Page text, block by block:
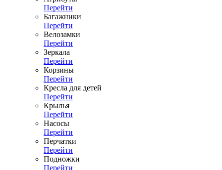
Перейти
Багажники
Перейти
Велозамки
Перейти
Зеркала
Перейти
Корзины
Перейти
Кресла для детей
Перейти
Крылья
Перейти
Насосы
Перейти
Перчатки
Перейти
Подножки
Перейти